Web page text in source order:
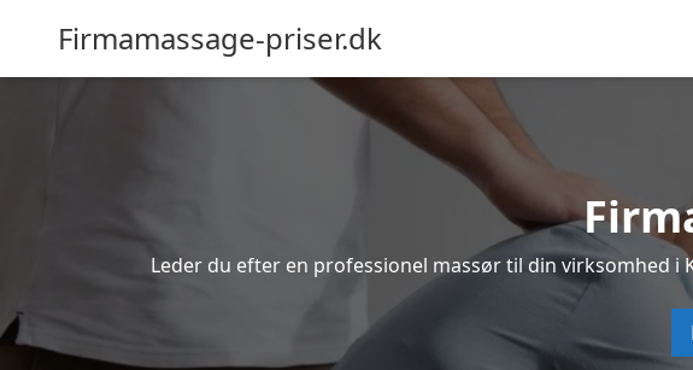
Firmamassage-priser.dk
Leder du efter en professionel massør til din virksomhed i